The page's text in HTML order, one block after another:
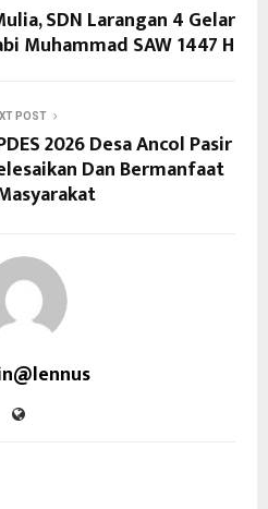
SDN Larangan 4 Gelar
Muhammad SAW 1447 H
POST
2026 Desa Ancol Pasir
Dan Bermanfaat